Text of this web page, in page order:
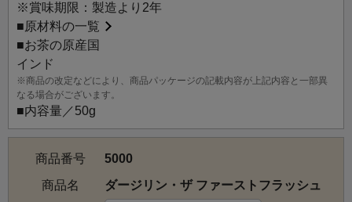
※賞味期限：製造より2年
■原材料の一覧
■お茶の原産国
インド
※商品の改定などにより、商品パッケージの記載内容が上記内容と一部異
なる場合がございます。
■内容量／50g
商品番号
5000
商品名
ダージリン・ザ ファーストフラッシュ